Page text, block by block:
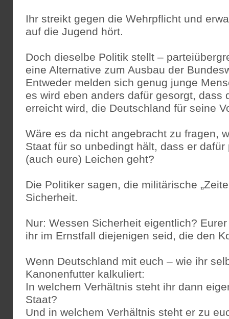
Ihr streikt gegen die Wehrpflicht und
auf die Jugend hört.
Doch dieselbe Politik stellt –
eine Alternative zum Ausbau der
Entweder melden sich genug junge
es wird eben anders dafür gesorgt, dass
erreicht wird, die Deutschland für seine
Wäre es da nicht angebracht zu fragen,
Staat für so unbedingt hält, dass er
(auch eure) Leichen geht?
Die Politiker sagen, die militärische
Sicherheit.
Nur: Wessen Sicherheit eigentlich?
ihr im Ernstfall diejenigen seid, die den
Wenn Deutschland mit euch – wie ihr
Kanonenfutter kalkuliert:
In welchem Verhältnis steht ihr dann
Staat?
Und in welchem Verhältnis steht er zu